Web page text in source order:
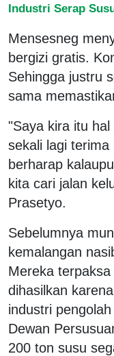
Industri Serap
Mensesneg
bergizi gratis.
Sehingga justru
sama
"Saya kira itu
sekali lagi
berharap
kita cari jalan
Prasetyo.
Sebelumnya
kemalangan
Mereka
dihasilkan
industri
Dewan
200 ton susu